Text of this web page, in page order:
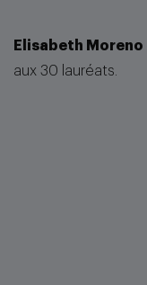
Elisabeth Moreno
aux 30 lauréats.